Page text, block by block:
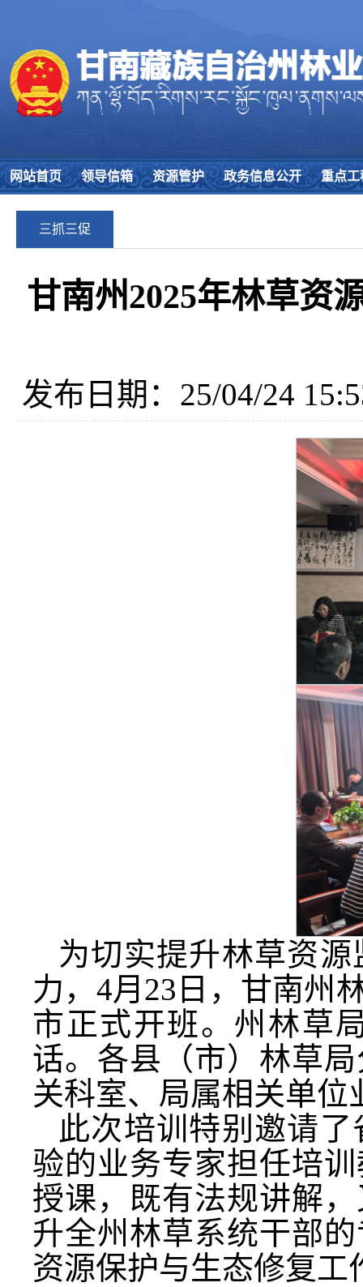
网站首页 领导信箱 资源管护 政务信息公开 重点工
三抓三促
甘南州2025年林草资
发布日期：25/04/24
为切实提升林草资
力，4月23日，甘南州
市正式开班。州林草
话。各县（市）林草
关科室、局属相关单位
此次培训特别邀请
验的业务专家担任培
授课，既有法规讲解
升全州林草系统干部
资源保护与生态修复工